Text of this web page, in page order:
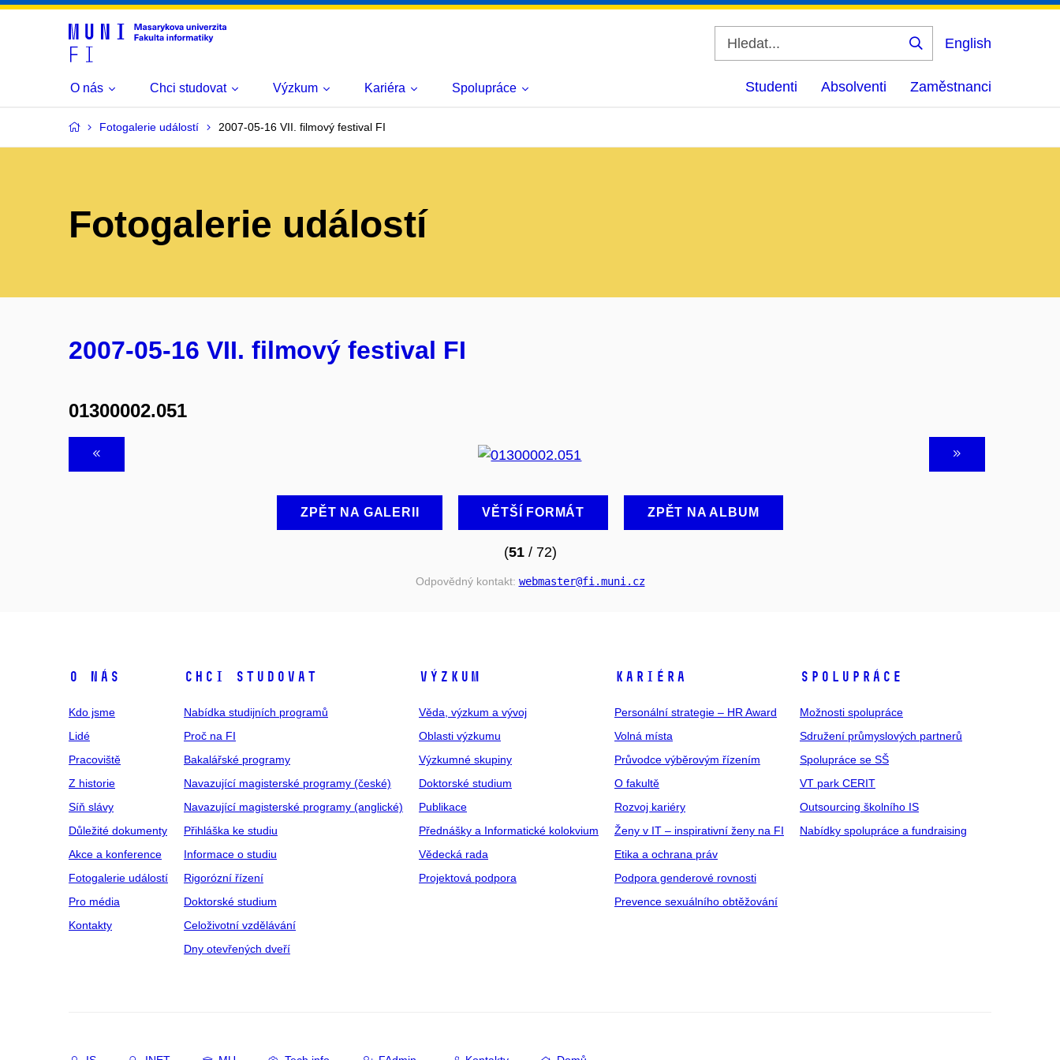
Vyhledat
English
O nás Chci studovat Výzkum Kariéra Spolupráce Studenti Absolventi Zaměstnanci
Fotogalerie událostí 2007-05-16 VII. filmový festival FI
Fotogalerie událostí
2007-05-16 VII. filmový festival FI
01300002.051
ZPĚT NA GALERII VĚTŠÍ FORMÁT ZPĚT NA ALBUM
(51/ 72)
Odpovědný kontakt: webmaster@fi .muni .cz
O NÁS
Kdo jsme
Lidé
Pracoviště
Z historie
Síň slávy
Důležité dokumenty
Akce a konference
Fotogalerie událostí
Pro média
Kontakty
CHCI STUDOVAT
Nabídka studijních programů
Proč na FI
Bakalářské programy
Navazující magisterské programy (české)
Navazující magisterské programy (anglické)
Přihláška ke studiu
Informace o studiu
Rigorózní řízení
Doktorské studium
Celoživotní vzdělávání
Dny otevřených dveří
VÝZKUM
Věda, výzkum a vývoj
Oblasti výzkumu
Výzkumné skupiny
Doktorské studium
Publikace
Přednášky a Informatické kolokvium
Vědecká rada
Projektová podpora
KARIÉRA
Personální strategie – HR Award
Volná místa
Průvodce výběrovým řízením
O fakultě
Rozvoj kariéry
Ženy v IT – inspirativní ženy na FI
Etika a ochrana práv
Podpora genderové rovnosti
Prevence sexuálního obtěžování
SPOLUPRÁCE
Možnosti spolupráce
Sdružení průmyslových partnerů
Spolupráce se SŠ
VT park CERIT
Outsourcing školního IS
Nabídky spolupráce a fundraising